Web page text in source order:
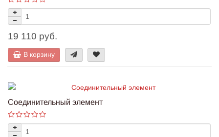
19 110 руб.
В корзину
Соединительный элемент